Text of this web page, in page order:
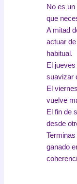
No es
que
A mitad
actuar
habitual.
El
suavizar
El
vuelve
El fin de
desde
ganado